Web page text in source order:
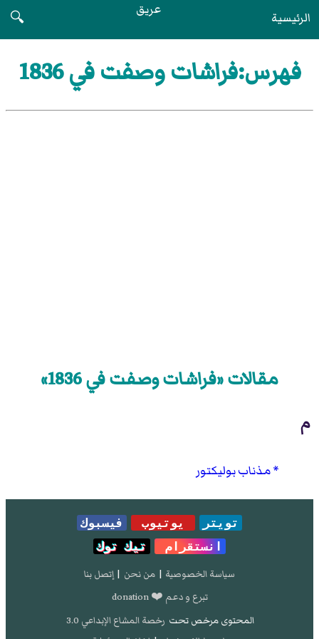
الرئيسية عريق
🔍
فهرس:فراشات وصفت في 1836
مقالات «فراشات وصفت في 1836»
م
مذناب بوليكتور
تويتر يوتيوب
فيسبوك
انستقرام
تيك توك
سياسة الخصوصية | من نحن | إتصل بنا
تبرع و دعم ❤️ donation
المحتوى مرخص تحت رخصة المشاع الإبداعي 3.0